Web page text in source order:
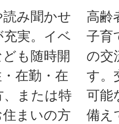
み聞かせ
実。イベ
も随時開
在勤・在
または特
まいの方
高齢
子育
の交
す。
可能
備え